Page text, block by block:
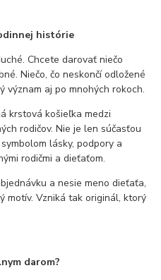
histórie
Chcete darovať niečo
Niečo, čo neskončí odložené
význam aj po mnohých rokoch.
krstová košieľka medzi
rodičov. Nie je len súčasťou
lásky, podpory a
rodičmi a dieťaťom.
a nesie meno dieťaťa,
motív. Vzniká tak originál, ktorý
darom?